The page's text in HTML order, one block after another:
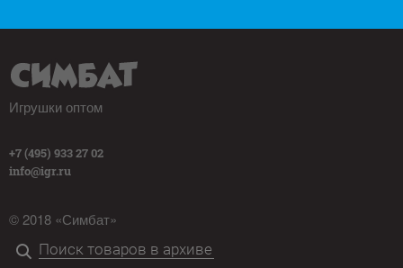
Игрушки оптом
+7 (495) 933 27 02
info@igr.ru
© 2018 «Симбат»